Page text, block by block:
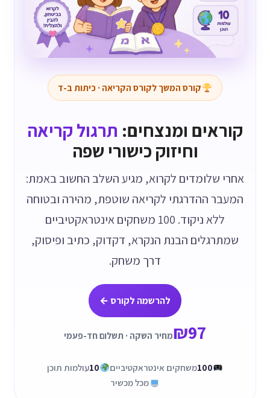
קורס המשך לקורס הקריאה · כיתות ב-ד
קוראים ומנצחים: תרגול קריאה
וחיזוק כישורי שפה
אחרי שלומדים לקרוא, מגיע השלב החשוב באמת:
המעבר ההדרגתי לקריאה שוטפת, מהירה ובטוחה
ללא ניקוד. 100 משחקים אינטראקטיביים
שמתרגלים הבנת הנקרא, דקדוק, כתיב ופיסוק,
דרך משחק.
להרשמה לקורס ←
₪97מחיר השקה · תשלום חד-פעמי
100משחקים אינטראקטיביים 10עולמות תוכן
מכל מכשיר